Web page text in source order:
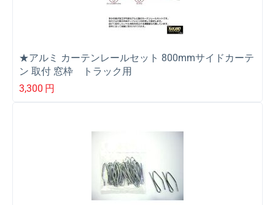
★アルミ カーテンレールセット 800mmサイドカーテ
ン 取付 窓枠 トラック用
3,300 円